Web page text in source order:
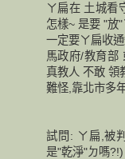
ㄚ扁在 土城看
怎樣~ 是要 "放
一定要ㄚ扁收
馬政府/教育部
真教人 不敢 領
難怪,靠北市多
試問: ㄚ扁,被
是"乾淨"ㄉ嗎?!)